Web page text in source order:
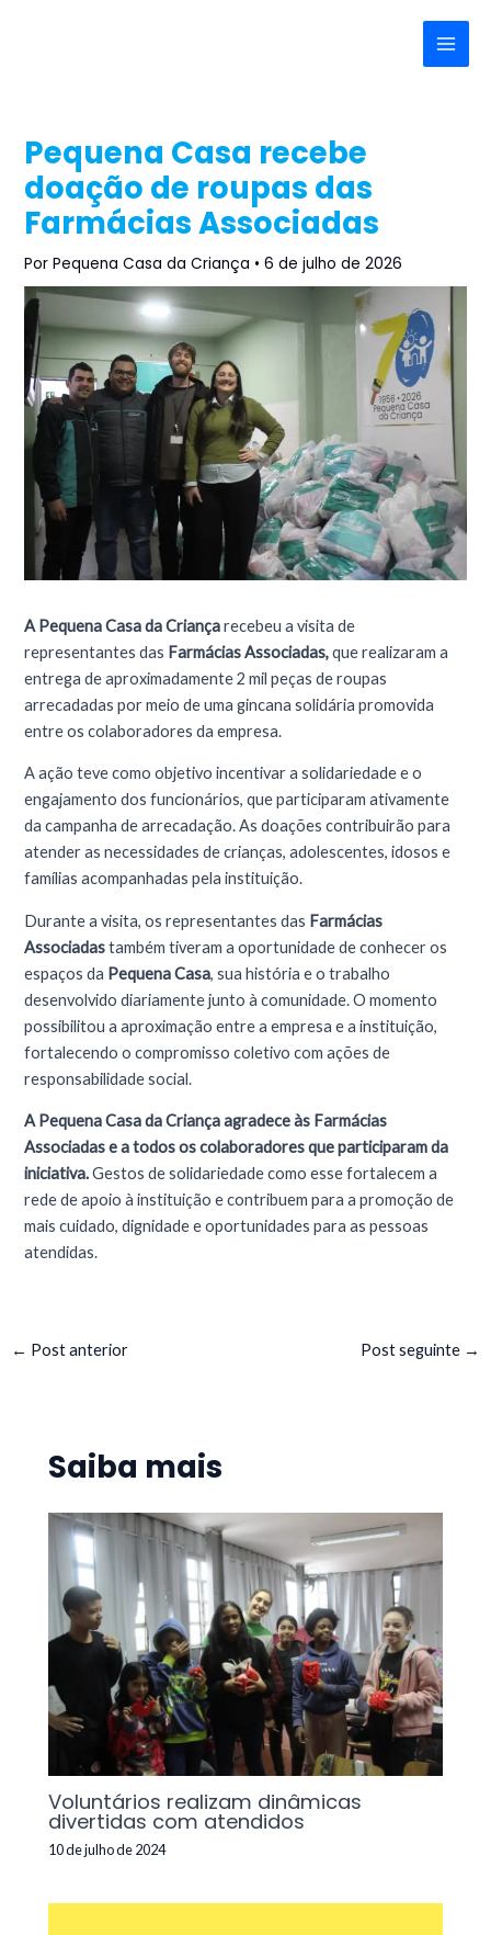
Main
Menu
Pequena Casa recebe
doação de roupas das
Farmácias Associadas
PorPequena Casa da Criança •6 de julho de 2026
A Pequena Casa da Criançarecebeu a visita de
representantes das Farmácias Associadas,que realizaram a
entrega de aproximadamente 2 mil peças de roupas
arrecadadas por meio de uma gincana solidária promovida
entre os colaboradores da empresa.
A ação teve como objetivo incentivar a solidariedade e o
engajamento dos funcionários, que participaram ativamente
da campanha de arrecadação. As doações contribuirão para
atender as necessidades de crianças, adolescentes, idosos e
famílias acompanhadas pela instituição.
Durante a visita, os representantes das Farmácias
Associadastambém tiveram a oportunidade de conhecer os
espaços da Pequena Casa, sua história e o trabalho
desenvolvido diariamente junto à comunidade. O momento
possibilitou a aproximação entre a empresa e a instituição,
fortalecendo o compromisso coletivo com ações de
responsabilidade social.
A Pequena Casa da Criança agradece às Farmácias
Associadas e a todos os colaboradores que participaram da
iniciativa.Gestos de solidariedade como esse fortalecem a
rede de apoio à instituição e contribuem para a promoção de
mais cuidado, dignidade e oportunidades para as pessoas
atendidas.
← Post anterior Post seguinte →
Saiba mais
Voluntários realizam dinâmicas
divertidas com atendidos
10 de julho de 2024